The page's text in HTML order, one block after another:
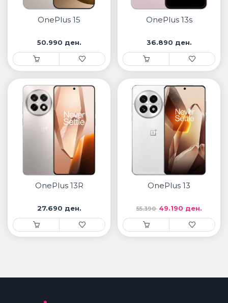
OnePlus 15
50.990 ден.
OnePlus 13s
36.890 ден.
OnePlus 13R
27.690 ден.
OnePlus 13
55.390 49.190 ден.
ПАМЕТНИ ЧАСОВНИЦИ
• Apple watch
• Galaxy watch
• Xiaomi
• Останато
PLAYSTATION
ПАМЕТНИ УРЕДИ ЗА БЕЗБЕДНОСТ
ПРОЕКТОРИ